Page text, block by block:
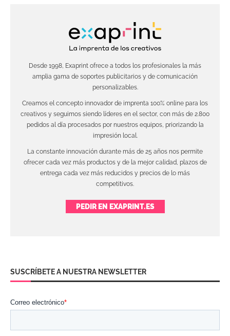
Desde 1998, Exaprint ofrece a todos los profesionales la más
amplia gama de soportes publicitarios y de comunicación
personalizables.
Creamos el concepto innovador de imprenta 100% online para los
creativos y seguimos siendo líderes en el sector, con más de 2.800
pedidos al día procesados por nuestros equipos, priorizando la
impresión local.
La constante innovación durante más de 25 años nos permite
ofrecer cada vez más productos y de la mejor calidad, plazos de
entrega cada vez más reducidos y precios de lo más
competitivos.
PEDIR EN EXAPRINT.ES
SUSCRÍBETE A NUESTRA NEWSLETTER